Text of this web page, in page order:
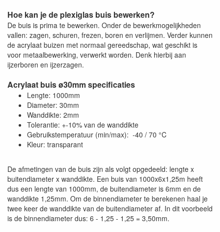
Hoe kan je de plexiglas buis bewerken?
De buis is prima te bewerken. Onder de bewerkmogelijkheden
vallen: zagen, schuren, frezen, boren en verlijmen. Verder kunnen
de acrylaat buizen met normaal gereedschap, wat geschikt is
voor metaalbewerking, verwerkt worden. Denk hierbij aan
ijzerboren en ijzerzagen.
Acrylaat buis ø30mm specificaties
Lengte: 1000mm
Diameter: 30mm
Wanddikte: 2mm
Tolerantie: +-10% van de wanddikte
Gebruikstemperatuur (min/max): -40 / 70 °C
Kleur: transparant
De afmetingen van de buis zijn als volgt opgedeeld: lengte x
buitendiameter x wanddikte. Een buis van 1000x6x1,25m heeft
dus een lengte van 1000mm, de buitendiameter is 6mm en de
wanddikte 1,25mm. Om de binnendiameter te berekenen haal je
twee keer de wanddikte van de buitendiameter af. In dit voorbeeld
is de binnendiameter dus: 6 - 1,25 - 1,25 = 3,50mm.